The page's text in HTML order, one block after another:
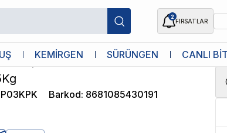
2
FIRSATLAR
KEMİRGEN SÜRÜNGEN CANLI
Köpek Puseti Pembe
Barkod: 8681085430191
★